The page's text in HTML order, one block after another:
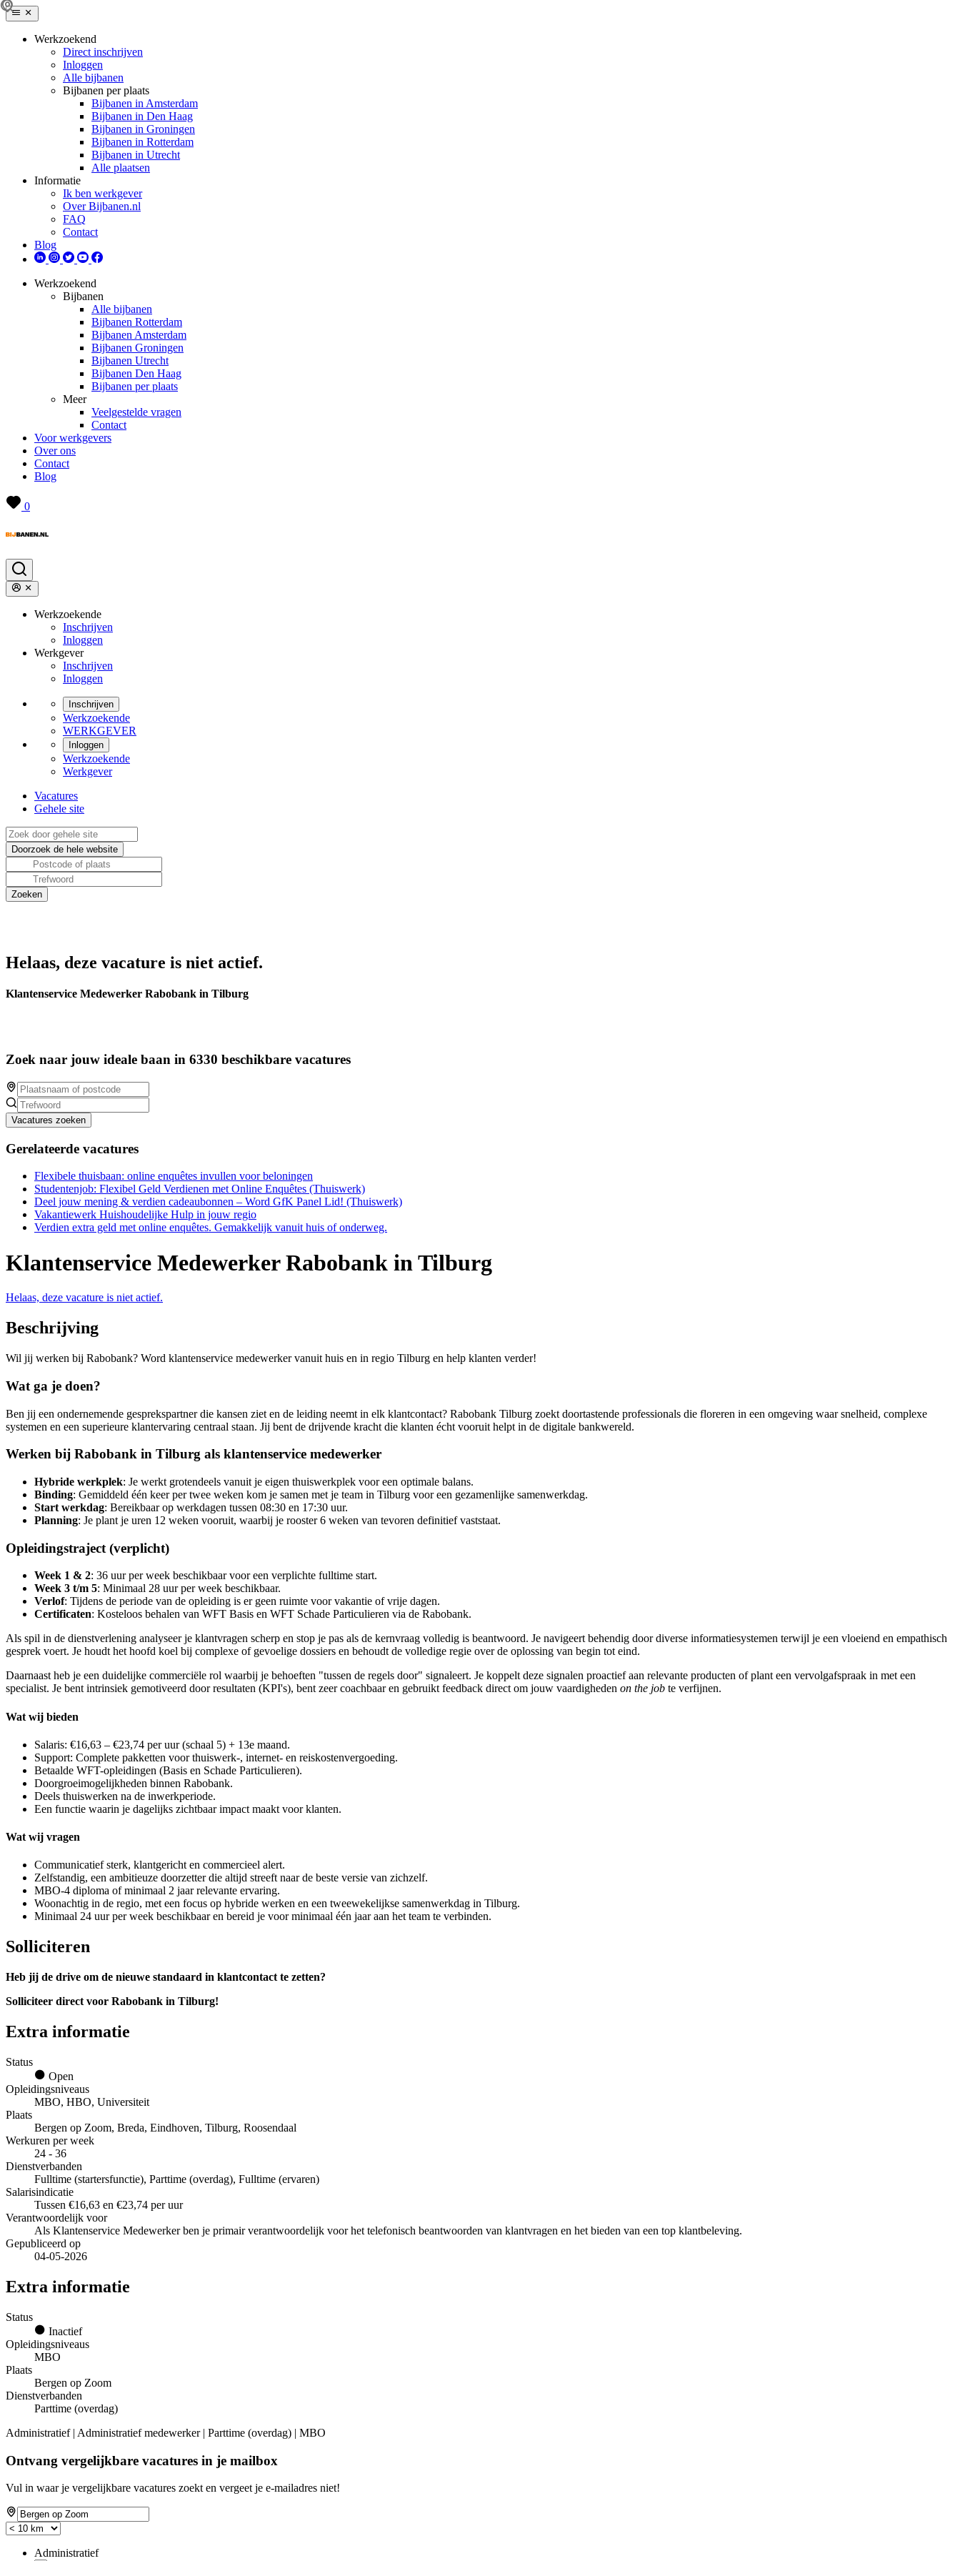
Werkzoekend
Direct inschrijven
Inloggen
Alle bijbanen
Bijbanen per plaats
Bijbanen in Amsterdam
Bijbanen in Den Haag
Bijbanen in Groningen
Bijbanen in Rotterdam
Bijbanen in Utrecht
Alle plaatsen
Informatie
Ik ben werkgever
Over Bijbanen.nl
FAQ
Contact
Blog
Werkzoekend
Bijbanen
Alle bijbanen
Bijbanen Rotterdam
Bijbanen Amsterdam
Bijbanen Groningen
Bijbanen Utrecht
Bijbanen Den Haag
Bijbanen per plaats
Meer
Veelgestelde vragen
Contact
Voor werkgevers
Over ons
Contact
Blog
0
Werkzoekende
Inschrijven
Inloggen
Werkgever
Inschrijven
Inloggen
Inschrijven
Werkzoekende
WERKGEVER
Inloggen
Werkzoekende
Werkgever
Vacatures
Gehele site
Helaas, deze vacature is niet actief.
Klantenservice Medewerker Rabobank in Tilburg
Zoek naar jouw ideale baan in 6330 beschikbare vacatures
Vacatures zoeken
Gerelateerde vacatures
Flexibele thuisbaan: online enquêtes invullen voor beloningen
Studentenjob: Flexibel Geld Verdienen met Online Enquêtes (Thuiswerk)
Deel jouw mening & verdien cadeaubonnen – Word GfK Panel Lid! (Thuiswerk)
Vakantiewerk Huishoudelijke Hulp in jouw regio
Verdien extra geld met online enquêtes. Gemakkelijk vanuit huis of onderweg.
Klantenservice Medewerker Rabobank in Tilburg
Helaas, deze vacature is niet actief.
Beschrijving
Wil jij werken bij Rabobank? Word klantenservice medewerker vanuit huis en in regio Tilburg en help klanten verder!
Wat ga je doen?
Ben jij een ondernemende gesprekspartner die kansen ziet en de leiding neemt in elk klantcontact? Rabobank Tilburg zoekt doortastende professionals die floreren in een omgeving waar snelheid, complexe
systemen en een superieure klantervaring centraal staan. Jij bent de drijvende kracht die klanten écht vooruit helpt in de digitale bankwereld.
Werken bij Rabobank in Tilburg als klantenservice medewerker
Hybride werkplek: Je werkt grotendeels vanuit je eigen thuiswerkplek voor een optimale balans.
Binding: Gemiddeld één keer per twee weken kom je samen met je team in Tilburg voor een gezamenlijke samenwerkdag.
Start werkdag: Bereikbaar op werkdagen tussen 08:30 en 17:30 uur.
Planning: Je plant je uren 12 weken vooruit, waarbij je rooster 6 weken van tevoren definitief vaststaat.
Opleidingstraject (verplicht)
Week 1 & 2: 36 uur per week beschikbaar voor een verplichte fulltime start.
Week 3 t/m 5: Minimaal 28 uur per week beschikbaar.
Verlof: Tijdens de periode van de opleiding is er geen ruimte voor vakantie of vrije dagen.
Certificaten: Kosteloos behalen van WFT Basis en WFT Schade Particulieren via de Rabobank.
Als spil in de dienstverlening analyseer je klantvragen scherp en stop je pas als de kernvraag volledig is beantwoord. Je navigeert behendig door diverse informatiesystemen terwijl je een vloeiend en empathisch
gesprek voert. Je houdt het hoofd koel bij complexe of gevoelige dossiers en behoudt de volledige regie over de oplossing van begin tot eind.
Daarnaast heb je een duidelijke commerciële rol waarbij je behoeften "tussen de regels door" signaleert. Je koppelt deze signalen proactief aan relevante producten of plant een vervolgafspraak in met een
specialist. Je bent intrinsiek gemotiveerd door resultaten (KPI's), bent zeer coachbaar en gebruikt feedback direct om jouw vaardigheden on the job te verfijnen.
Wat wij bieden
Salaris: €16,63 – €23,74 per uur (schaal 5) + 13e maand.
Support: Complete pakketten voor thuiswerk-, internet- en reiskostenvergoeding.
Betaalde WFT-opleidingen (Basis en Schade Particulieren).
Doorgroeimogelijkheden binnen Rabobank.
Deels thuiswerken na de inwerkperiode.
Een functie waarin je dagelijks zichtbaar impact maakt voor klanten.
Wat wij vragen
Communicatief sterk, klantgericht en commercieel alert.
Zelfstandig, een ambitieuze doorzetter die altijd streeft naar de beste versie van zichzelf.
MBO-4 diploma of minimaal 2 jaar relevante ervaring.
Woonachtig in de regio, met een focus op hybride werken en een tweewekelijkse samenwerkdag in Tilburg.
Minimaal 24 uur per week beschikbaar en bereid je voor minimaal één jaar aan het team te verbinden.
Solliciteren
Heb jij de drive om de nieuwe standaard in klantcontact te zetten?
Solliciteer direct voor Rabobank in Tilburg!
Extra informatie
Status
Open
Opleidingsniveaus
MBO, HBO, Universiteit
Plaats
Bergen op Zoom, Breda, Eindhoven, Tilburg, Roosendaal
Werkuren per week
24 - 36
Dienstverbanden
Fulltime (startersfunctie), Parttime (overdag), Fulltime (ervaren)
Salarisindicatie
Tussen €16,63 en €23,74 per uur
Verantwoordelijk voor
Als Klantenservice Medewerker ben je primair verantwoordelijk voor het telefonisch beantwoorden van klantvragen en het bieden van een top klantbeleving.
Gepubliceerd op
04-05-2026
Extra informatie
Status
Inactief
Opleidingsniveaus
MBO
Plaats
Bergen op Zoom
Dienstverbanden
Parttime (overdag)
Administratief | Administratief medewerker | Parttime (overdag) | MBO
Ontvang vergelijkbare vacatures in je mailbox
Vul in waar je vergelijkbare vacatures zoekt en vergeet je e-mailadres niet!
Administratief